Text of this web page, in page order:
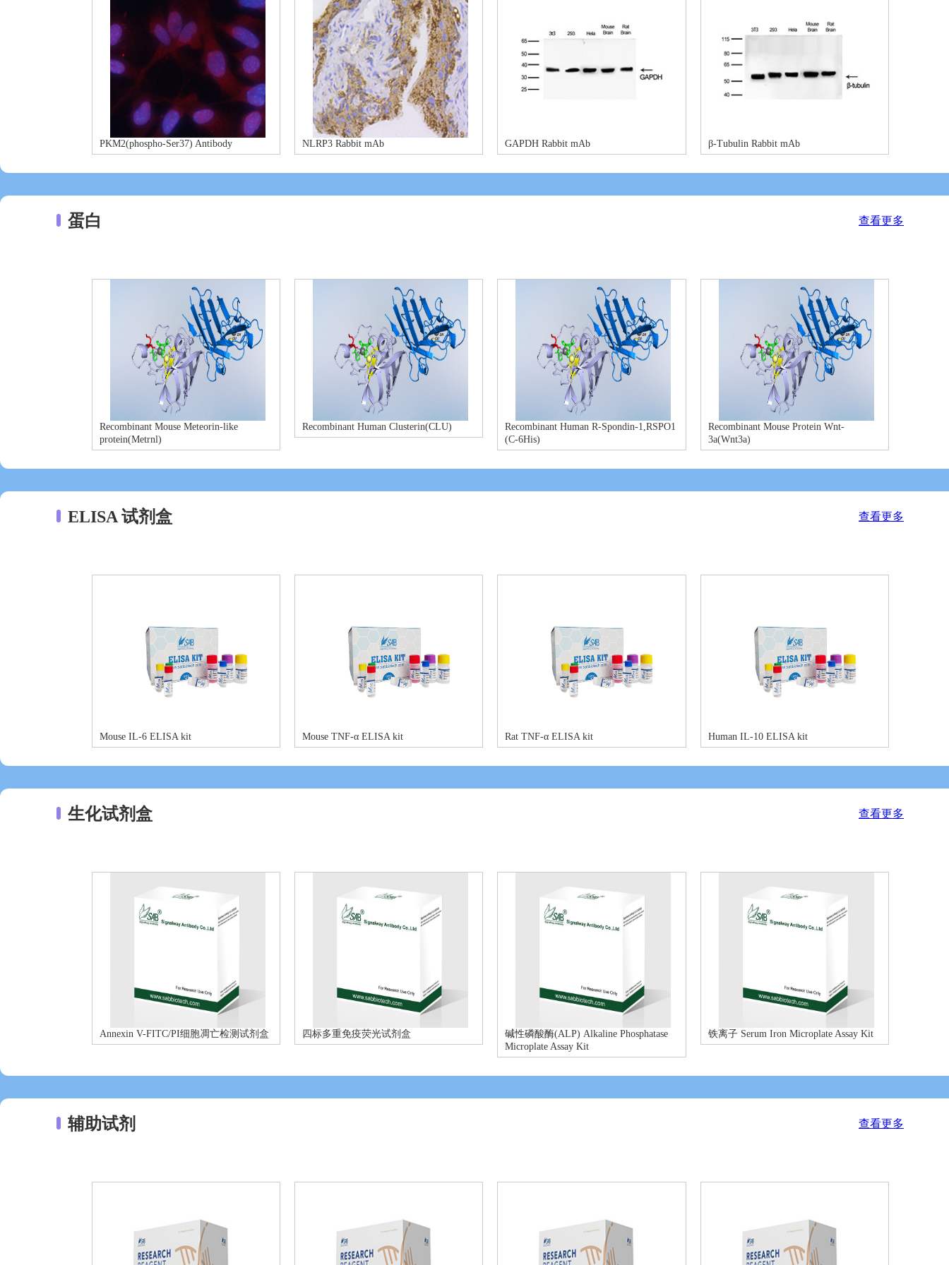
PKM2(phospho-Ser37) Antibody NLRP3 Rabbit mAb GAPDH Rabbit mAb β-Tubulin Rabbit mAb
蛋白 查看更多
Recombinant Mouse Meteorin-like
protein(Metrnl)
Recombinant Human Clusterin(CLU)
Recombinant Human R-Spondin-1,RSPO1
(C-6His)
Recombinant Mouse Protein Wnt-
3a(Wnt3a)
ELISA 试剂盒 查看更多
Mouse IL-6 ELISA kit Mouse TNF-α ELISA kit Rat TNF-α ELISA kit Human IL-10 ELISA kit
生化试剂盒 查看更多
Annexin V-FITC/PI细胞凋亡检测试剂盒 四标多重免疫荧光试剂盒
碱性磷酸酶(ALP) Alkaline Phosphatase
Microplate Assay Kit
铁离子 Serum Iron Microplate Assay Kit
辅助试剂 查看更多